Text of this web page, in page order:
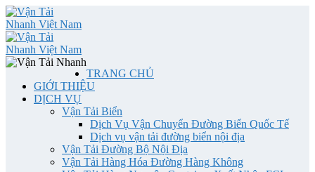
TRANG CHỦ
GIỚI THIỆU
DỊCH VỤ
Vận Tải Biển
Dịch Vụ Vận Chuyển Đường Biển Quốc Tế
Dịch vụ vận tải đường biển nội địa
Vận Tải Đường Bộ Nội Địa
Vận Tải Hàng Hóa Đường Hàng Không